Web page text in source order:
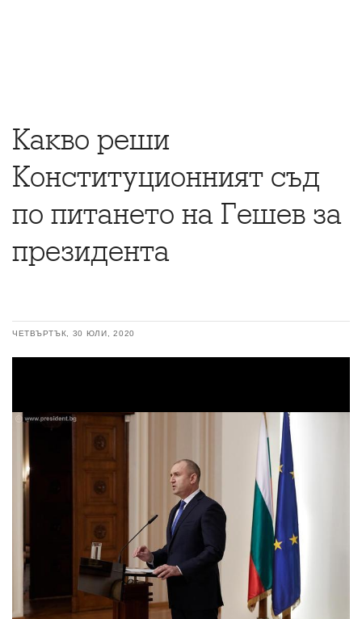
Какво реши
Конституционният съд
по питането на Гешев за
президента
ЧЕТВЪРТЪК, 30 ЮЛИ, 2020